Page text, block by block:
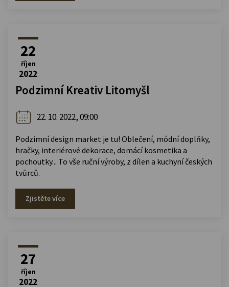
22
říjen
2022
Podzimní Kreativ Litomyšl
22. 10. 2022, 09:00
Podzimní design market je tu! Oblečení, módní doplňky,
hračky, interiérové dekorace, domácí kosmetika a
pochoutky... To vše ruční výroby, z dílen a kuchyní českých
tvůrců.
Zjistěte více
27
říjen
2022